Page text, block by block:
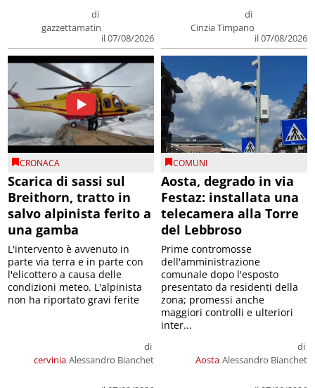
di
gazzettamatin
il 07/08/2026
di
Cinzia Timpano
il 07/08/2026
CRONACA
Scarica di sassi sul
Breithorn, tratto in
salvo alpinista ferito a
una gamba
cervinia
di
Alessandro Bianchet
L'intervento è avvenuto in
parte via terra e in parte con
l'elicottero a causa delle
condizioni meteo. L'alpinista
non ha riportato gravi ferite
COMUNI
Aosta, degrado in via
Festaz: installata una
telecamera alla Torre
del Lebbroso
Aosta
di
Alessandro Bianchet
Prime contromosse
dell'amministrazione
comunale dopo l'esposto
presentato da residenti della
zona; promessi anche
maggiori controlli e ulteriori
inter...